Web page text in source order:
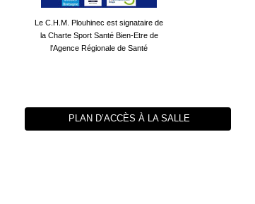
Le C.H.M. Plouhinec est signataire de
la Charte Sport Santé Bien-Etre de
l'Agence Régionale de Santé
PLAN D’ACCÈS À LA SALLE